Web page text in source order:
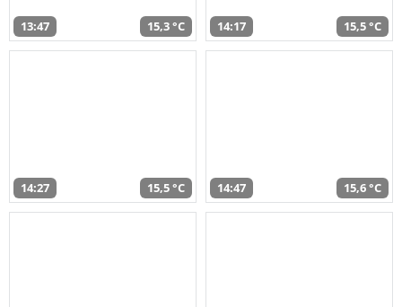
13:47 15,3 °C 14:17 15,5 °C
14:27 15,5 °C 14:47 15,6 °C